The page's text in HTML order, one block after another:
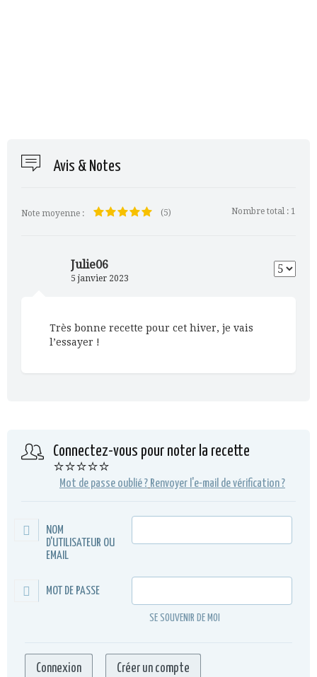
Avis & Notes
Note moyenne : (5) Nombre total : 1
Julie06
5 janvier 2023
Très bonne recette pour cet hiver, je vais
l’essayer !
Connectez-vous pour noter la recette
⭐⭐⭐⭐⭐
Mot de passe oublié ? Renvoyer l'e-mail de vérification ?
NOM
D'UTILISATEUR OU
EMAIL
MOT DE PASSE
SE SOUVENIR DE MOI